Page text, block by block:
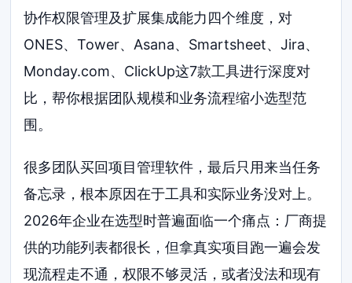
协作权限管理及扩展集成能力四个维度，对
ONES、Tower、Asana、Smartsheet、Jira、
Monday.com、ClickUp这7款工具进行深度对
比，帮你根据团队规模和业务流程缩小选型范
围。
很多团队买回项目管理软件，最后只用来当任务
备忘录，根本原因在于工具和实际业务没对上。
2026年企业在选型时普遍面临一个痛点：厂商提
供的功能列表都很长，但拿真实项目跑一遍会发
现流程走不通，权限不够灵活，或者没法和现有